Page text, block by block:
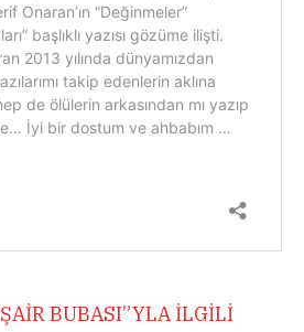
BUBASI”YLA İLGİLİ